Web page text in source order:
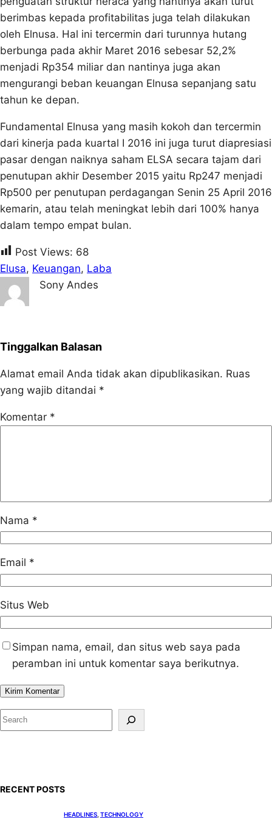
berimbas kepada profitabilitas juga telah dilakukan
oleh Elnusa. Hal ini tercermin dari turunnya hutang
berbunga pada akhir Maret 2016 sebesar 52,2%
menjadi Rp354 miliar dan nantinya juga akan
mengurangi beban keuangan Elnusa sepanjang satu
tahun ke depan.
Fundamental Elnusa yang masih kokoh dan tercermin
dari kinerja pada kuartal I 2016 ini juga turut diapresiasi
pasar dengan naiknya saham ELSA secara tajam dari
penutupan akhir Desember 2015 yaitu Rp247 menjadi
Rp500 per penutupan perdagangan Senin 25 April 2016
kemarin, atau telah meningkat lebih dari 100% hanya
dalam tempo empat bulan.
Post Views: 68
Elusa, Keuangan, Laba
Sony Andes
Tinggalkan Balasan
Alamat email Anda tidak akan dipublikasikan. Ruas
yang wajib ditandai *
Komentar *
Nama *
Email *
Situs Web
Simpan nama, email, dan situs web saya pada
peramban ini untuk komentar saya berikutnya.
S
e
RECENT POSTS
HEADLINES TECHNOLOGY